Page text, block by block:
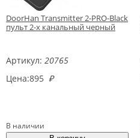
DoorHan Transmitter 2-PRO-Black
пульт 2-х канальный черный
Артикул: 20765
Цена:895 ₽
В наличии